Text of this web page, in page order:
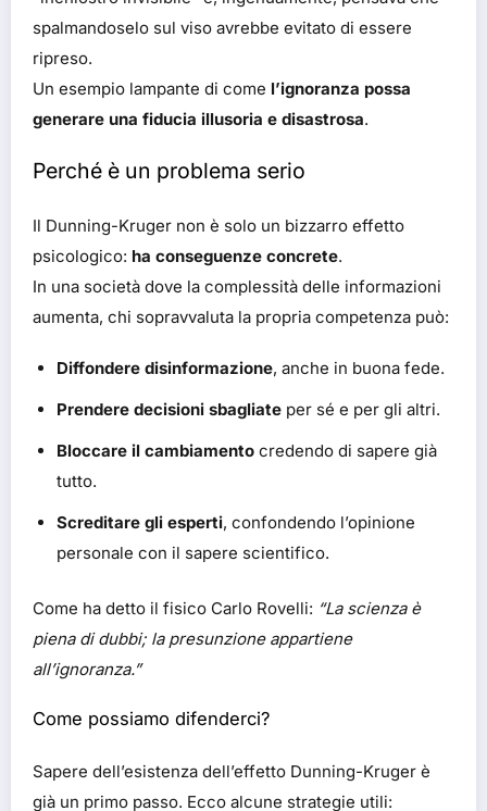
spalmandoselo sul viso avrebbe evitato di essere
ripreso.
Un esempio lampante di come l’ignoranza possa
generare una fiducia illusoria e disastrosa.
Perché è un problema serio
Il Dunning-Kruger non è solo un bizzarro effetto
psicologico: ha conseguenze concrete.
In una società dove la complessità delle informazioni
aumenta, chi sopravvaluta la propria competenza può:
Diffondere disinformazione, anche in buona fede.
Prendere decisioni sbagliate per sé e per gli altri.
Bloccare il cambiamento credendo di sapere già
tutto.
Screditare gli esperti, confondendo l’opinione
personale con il sapere scientifico.
Come ha detto il fisico Carlo Rovelli: “La scienza è
piena di dubbi; la presunzione appartiene
all’ignoranza.”
Come possiamo difenderci?
Sapere dell’esistenza dell’effetto Dunning-Kruger è
già un primo passo. Ecco alcune strategie utili: